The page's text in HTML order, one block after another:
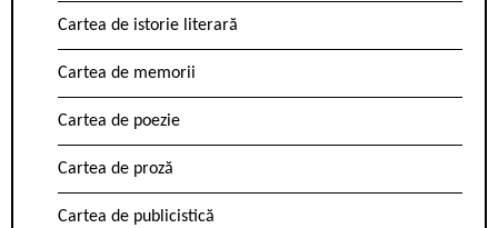
Cartea de istorie literară
Cartea de memorii
Cartea de poezie
Cartea de proză
Cartea de publicistică